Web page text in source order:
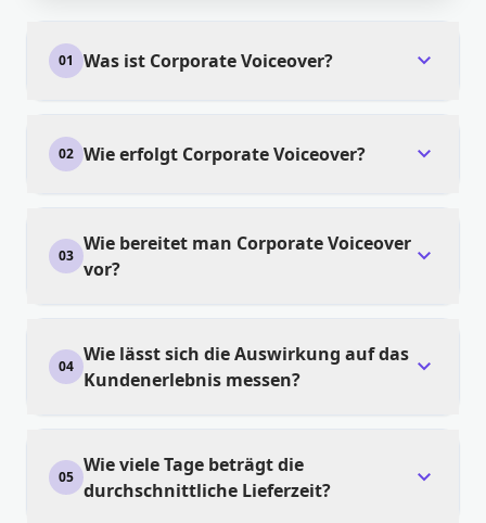
01 Was ist Corporate Voiceover? expand_more
02 Wie erfolgt Corporate Voiceover? expand_more
03
Wie bereitet man Corporate Voiceover
vor?
expand_more
04
Wie lässt sich die Auswirkung auf das
Kundenerlebnis messen?
expand_more
05
Wie viele Tage beträgt die
durchschnittliche Lieferzeit?
expand_more